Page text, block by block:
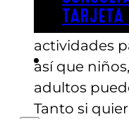
TARJETA
mundo
actividades
así que
adultos
Tanto si